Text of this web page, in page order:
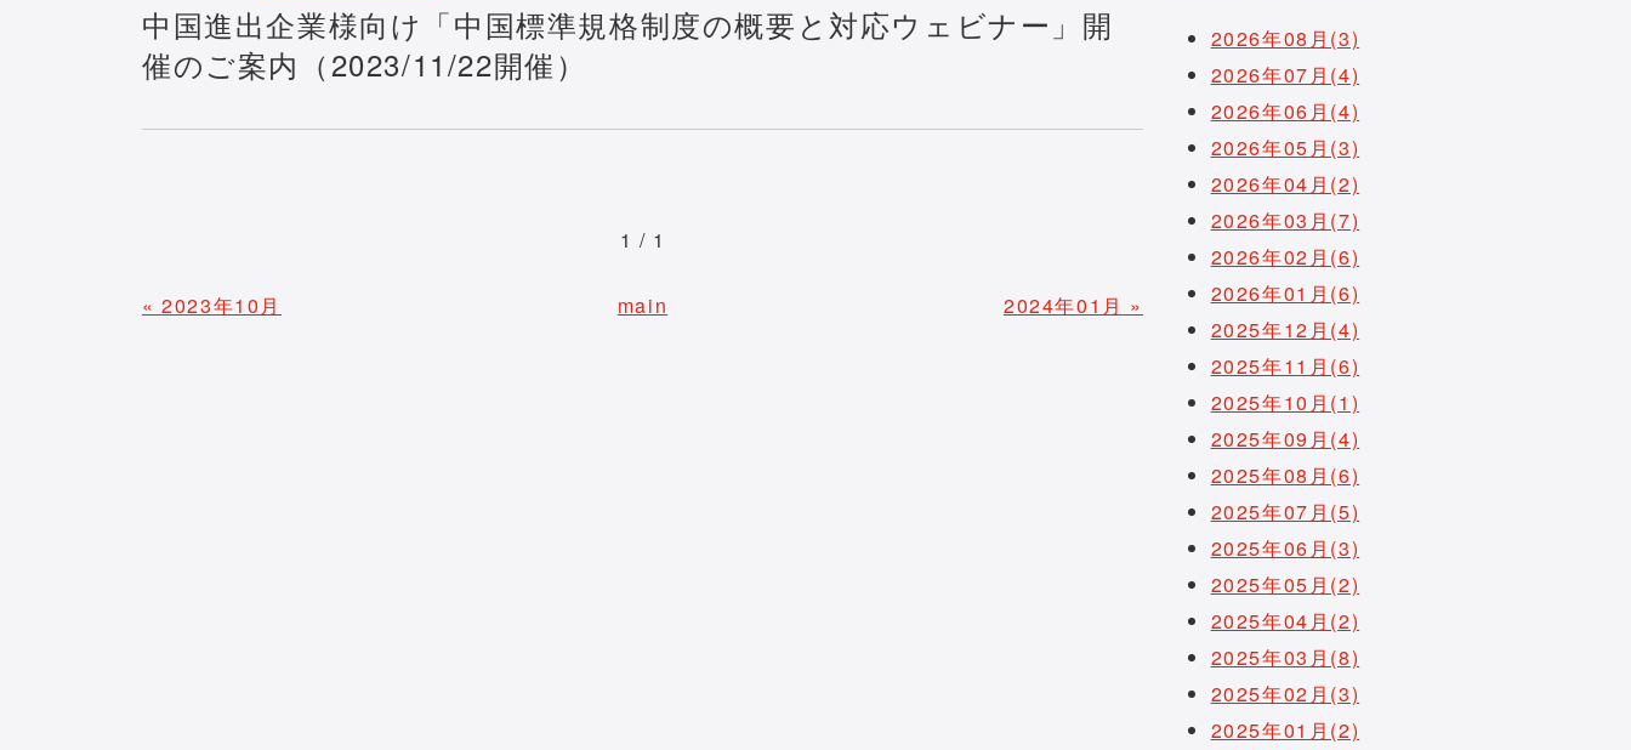
中国進出企業様向け「中国標準規格制度の概要と対応ウェビナー」開
催のご案内（2023/11/22開催）
1 / 1
«2023年10月 main 2024年01月 »
2026年08月(3)
2026年07月(4)
2026年06月(4)
2026年05月(3)
2026年04月(2)
2026年03月(7)
2026年02月(6)
2026年01月(6)
2025年12月(4)
2025年11月(6)
2025年10月(1)
2025年09月(4)
2025年08月(6)
2025年07月(5)
2025年06月(3)
2025年05月(2)
2025年04月(2)
2025年03月(8)
2025年02月(3)
2025年01月(2)